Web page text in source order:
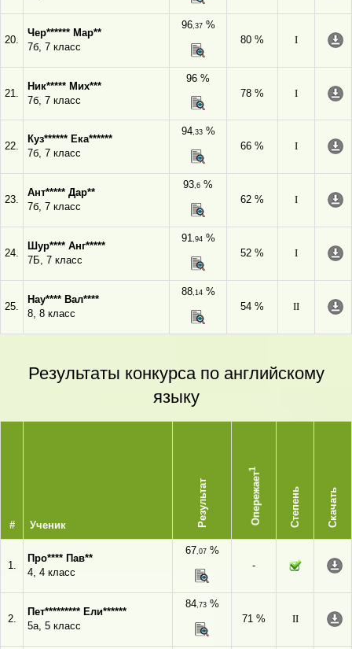
20.
Чер****** Мар**
7б, 7 класс
96,37%
80 %
I
21.
Ник***** Мих***
7б, 7 класс
96 %
78 %
I
22.
Куз****** Ека******
7б, 7 класс
94,33%
66 %
I
23.
Ант***** Дар**
7б, 7 класс
93,6 %
62 %
I
24.
Шур**** Анг*****
7Б, 7 класс
91,94%
52 %
I
25.
Нау**** Вал****
8, 8 класс
88,14%
54 %
II
Результаты конкурса по английскому
языку
# Ученик Результат Опережает
1
Степень Скачать
1.
Про**** Пав**
4, 4 класс
67,07%
-
2.
Пет********* Ели******
5а, 5 класс
84,73%
71 %
II